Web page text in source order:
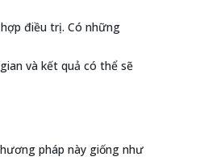
điều trị. Có những
và kết quả có thể sẽ
pháp này giống như